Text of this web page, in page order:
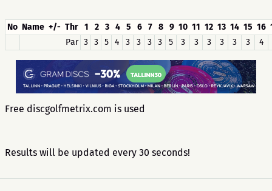
No Name +/- Thr 1 2 3 4 5 6 7 8 9 10 11 12 13 14 15 16
Par 3 3 5 4 3 3 3 3 5 3 3 3 3 3 3 4
Free discgolfmetrix.com is used
Results will be updated every 30 seconds!